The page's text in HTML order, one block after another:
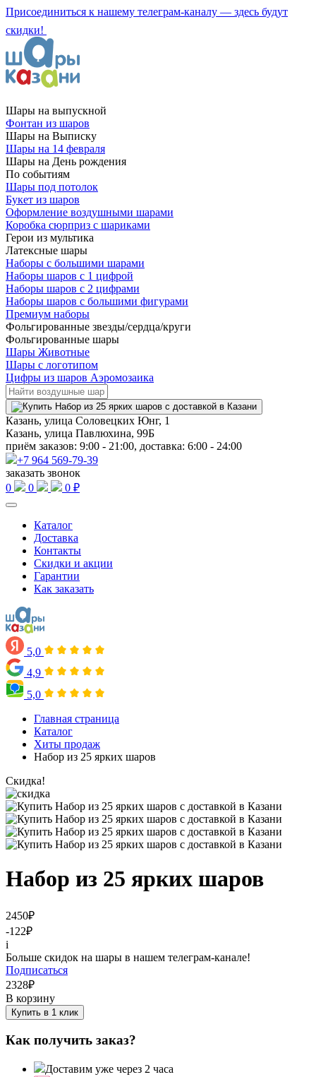
Присоединиться к нашему телеграм-каналу — здесь будут
скидки!
Шары на выпускной
Фонтан из шаров
Шары на Выписку
Шары на 14 февраля
Шары на День рождения
По событиям
Шары под потолок
Букет из шаров
Оформление воздушными шарами
Коробка сюрприз с шариками
Герои из мультика
Латексные шары
Наборы с большими шарами
Наборы шаров с 1 цифрой
Наборы шаров с 2 цифрами
Наборы шаров с большими фигурами
Премиум наборы
Фольгированные звезды/сердца/круги
Фольгированные шары
Шары Животные
Шары с логотипом
Цифры из шаров Аэромозаика
Казань, улица Соловецких Юнг, 1
Казань, улица Павлюхина, 99Б
приём заказов: 9:00 - 21:00, доставка: 6:00 - 24:00
+7 964 569-79-39
заказать звонок
0
0 0 ₽
Каталог
Доставка
Контакты
Скидки и акции
Гарантии
Как заказать
5,0
4,9
5,0
Главная страница
Каталог
Хиты продаж
Набор из 25 ярких шаров
Скидка!
Набор из 25 ярких шаров
2450₽
-122₽
i
Больше скидок на шары в нашем телеграм-канале!
Подписаться
2328₽
В корзину
Купить в 1 клик
Как получить заказ?
Доставим уже через 2 часа